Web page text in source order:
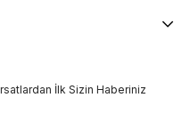
İlk Sizin Haberiniz